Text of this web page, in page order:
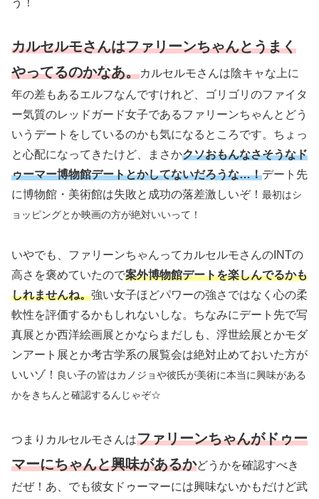
う！
カルセルモさんはファリーンちゃんとうまく
やってるのかなあ。カルセルモさんは陰キャな上に
年の差もあるエルフなんですけれど、ゴリゴリのファイタ
ー気質のレッドガード女子であるファリーンちゃんとどう
いうデートをしているのかも気になるところです。ちょっ
と心配になってきたけど、まさかクソおもんなさそうなド
ゥーマー博物館デートとかしてないだろうな…！デート先
に博物館・美術館は失敗と成功の落差激しいぞ！ 最初はシ
ョッピングとか映画の方が絶対いいって！
いやでも、ファリーンちゃんってカルセルモさんのINTの
高さを褒めていたので案外博物館デートを楽しんでるかも
しれませんね。強い女子ほどパワーの強さではなく心の柔
軟性を評価するかもしれないしな。ちなみにデート先で写
真展とか西洋絵画展とかならまだしも、浮世絵展とかモダ
ンアート展とか考古学系の展覧会は絶対止めておいた方が
いいゾ！ 良い子の皆はカノジョや彼氏が美術に本当に興味がある
かをきちんと確認するんじゃぞ☆
つまりカルセルモさんはファリーンちゃんがドゥー
マーにちゃんと興味があるかどうかを確認すべき
だぜ！あ、でも彼女ドゥーマーには興味ないかもだけど武